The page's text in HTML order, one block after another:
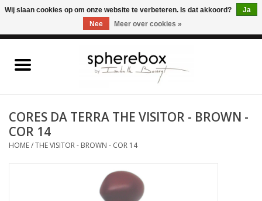
Home
MEUBELEN
CORES DA TERRA THE VISITOR - BROWN -
COR 14
HOME/THE VISITOR - BROWN - COR 14
Wij slaan cookies op om onze website te verbeteren. Is dat akkoord?
Ja
Nee
Meer over cookies »
ONLINE WINKEL VOOR WOONACCESSOIRES, MEUBELEN & KUNST – GRATIS